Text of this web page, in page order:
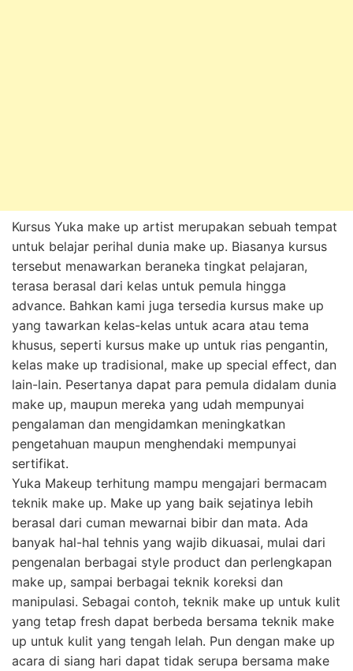
Kursus Yuka make up artist merupakan sebuah tempat
untuk belajar perihal dunia make up. Biasanya kursus
tersebut menawarkan beraneka tingkat pelajaran,
terasa berasal dari kelas untuk pemula hingga
advance. Bahkan kami juga tersedia kursus make up
yang tawarkan kelas-kelas untuk acara atau tema
khusus, seperti kursus make up untuk rias pengantin,
kelas make up tradisional, make up special effect, dan
lain-lain. Pesertanya dapat para pemula didalam dunia
make up, maupun mereka yang udah mempunyai
pengalaman dan mengidamkan meningkatkan
pengetahuan maupun menghendaki mempunyai
sertifikat.
Yuka Makeup terhitung mampu mengajari bermacam
teknik make up. Make up yang baik sejatinya lebih
berasal dari cuman mewarnai bibir dan mata. Ada
banyak hal-hal tehnis yang wajib dikuasai, mulai dari
pengenalan berbagai style product dan perlengkapan
make up, sampai berbagai teknik koreksi dan
manipulasi. Sebagai contoh, teknik make up untuk kulit
yang tetap fresh dapat berbeda bersama teknik make
up untuk kulit yang tengah lelah. Pun dengan make up
acara di siang hari dapat tidak serupa bersama make